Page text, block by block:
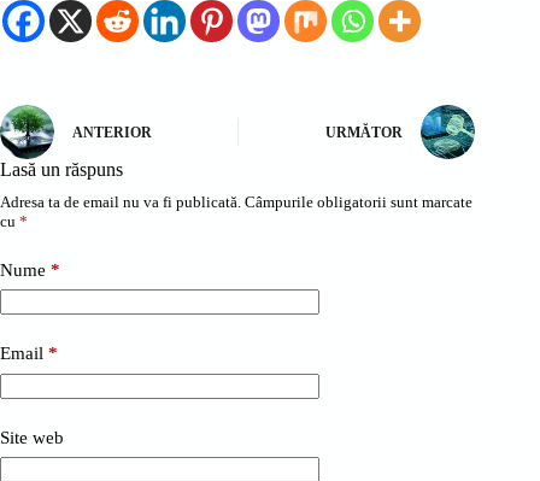
ANTERIOR URMĂTOR
Lasă un răspuns
Adresa ta de email nu va fi publicată. Câmpurile obligatorii sunt marcate
cu *
Nume *
Email *
Site web